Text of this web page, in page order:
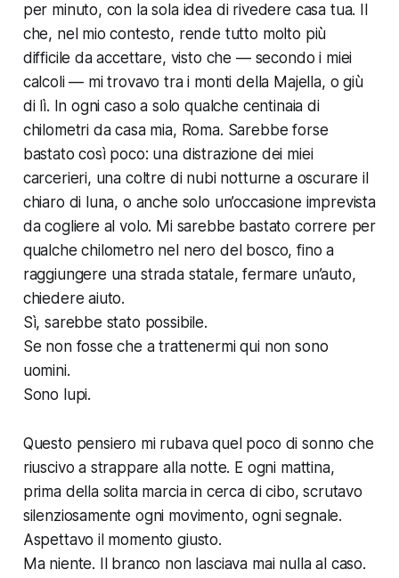
per minuto, con la sola idea di rivedere casa tua. Il
che, nel mio contesto, rende tutto molto più
difficile da accettare, visto che — secondo i miei
calcoli — mi trovavo tra i monti della Majella, o giù
di lì. In ogni caso a solo qualche centinaia di
chilometri da casa mia, Roma. Sarebbe forse
bastato così poco: una distrazione dei miei
carcerieri, una coltre di nubi notturne a oscurare il
chiaro di luna, o anche solo un’occasione imprevista
da cogliere al volo. Mi sarebbe bastato correre per
qualche chilometro nel nero del bosco, fino a
raggiungere una strada statale, fermare un’auto,
chiedere aiuto.
Sì, sarebbe stato possibile.
Se non fosse che a trattenermi qui non sono
uomini.
Sono lupi.
Questo pensiero mi rubava quel poco di sonno che
riuscivo a strappare alla notte. E ogni mattina,
prima della solita marcia in cerca di cibo, scrutavo
silenziosamente ogni movimento, ogni segnale.
Aspettavo il momento giusto.
Ma niente. Il branco non lasciava mai nulla al caso.